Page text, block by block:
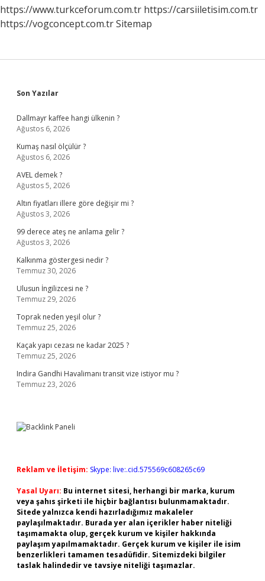
Nedir
https://www.turkceforum.com.tr https://carsiiletisim.com.tr
https://vogconcept.com.trSitemap
Sidebar
Son Yazılar
Dallmayr kaffee hangi ülkenin ?
Ağustos 6, 2026
Kumaş nasıl ölçülür ?
Ağustos 6, 2026
AVEL demek ?
Ağustos 5, 2026
Altın fiyatları illere göre değişir mi ?
Ağustos 3, 2026
99 derece ateş ne anlama gelir ?
Ağustos 3, 2026
Kalkınma göstergesi nedir ?
Temmuz 30, 2026
Ulusun İngilizcesi ne ?
Temmuz 29, 2026
Toprak neden yeşil olur ?
Temmuz 25, 2026
Kaçak yapı cezası ne kadar 2025 ?
Temmuz 25, 2026
Indira Gandhi Havalimanı transit vize istiyor mu ?
Temmuz 23, 2026
Reklam ve İletişim: Skype: live:.cid.575569c608265c69
Yasal Uyarı: Bu internet sitesi, herhangi bir marka, kurum
veya şahıs şirketi ile hiçbir bağlantısı bulunmamaktadır.
Sitede yalnızca kendi hazırladığımız makaleler
paylaşılmaktadır. Burada yer alan içerikler haber niteliği
taşımamakta olup, gerçek kurum ve kişiler hakkında
paylaşım yapılmamaktadır. Gerçek kurum ve kişiler ile isim
benzerlikleri tamamen tesadüfidir. Sitemizdeki bilgiler
taslak halindedir ve tavsiye niteliği taşımazlar.